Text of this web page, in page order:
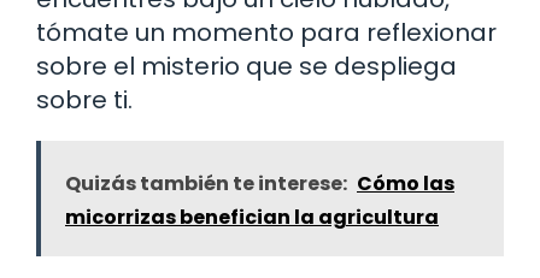
tómate un momento para reflexionar
sobre el misterio que se despliega
sobre ti.
Quizás también te interese: Cómo las
micorrizas benefician la agricultura